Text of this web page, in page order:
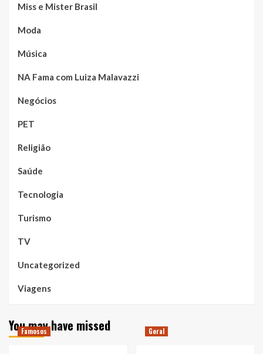
Miss e Mister Brasil
Moda
Música
NA Fama com Luiza Malavazzi
Negócios
PET
Religião
Saúde
Tecnologia
Turismo
TV
Uncategorized
Viagens
You may have missed
Famosos Geral